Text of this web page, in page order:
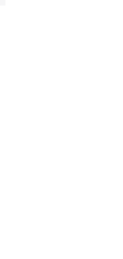
pour le